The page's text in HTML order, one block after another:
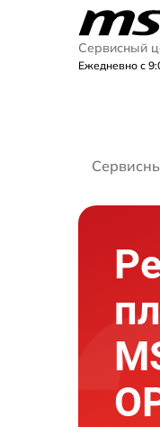
Сервисный
Ежедневно с